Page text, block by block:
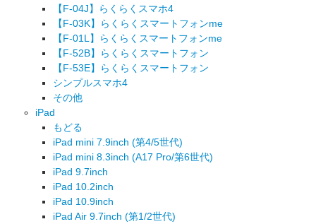
【F-04J】らくらくスマホ4
【F-03K】らくらくスマートフォンme
【F-01L】らくらくスマートフォンme
【F-52B】らくらくスマートフォン
【F-53E】らくらくスマートフォン
シンプルスマホ4
その他
iPad
もどる
iPad mini 7.9inch (第4/5世代)
iPad mini 8.3inch (A17 Pro/第6世代)
iPad 9.7inch
iPad 10.2inch
iPad 10.9inch
iPad Air 9.7inch (第1/2世代)